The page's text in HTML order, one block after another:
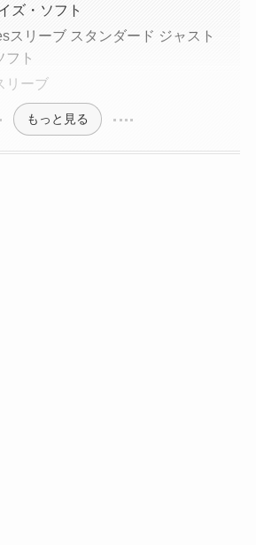
ズ・ソフト
リーブ スタンダード ジャスト
フト
リーブ
もっと見る